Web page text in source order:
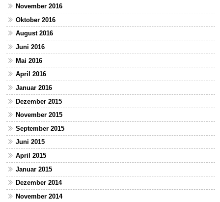
November 2016
Oktober 2016
August 2016
Juni 2016
Mai 2016
April 2016
Januar 2016
Dezember 2015
November 2015
September 2015
Juni 2015
April 2015
Januar 2015
Dezember 2014
November 2014